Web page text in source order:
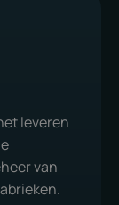
leveren
van